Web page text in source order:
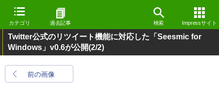
カテゴリ 過去記事 検索 Impressサイト
Twitter公式のリツイート機能に対応した「Seesmic for
Windows」v0.6が公開(2/2)
前の画像